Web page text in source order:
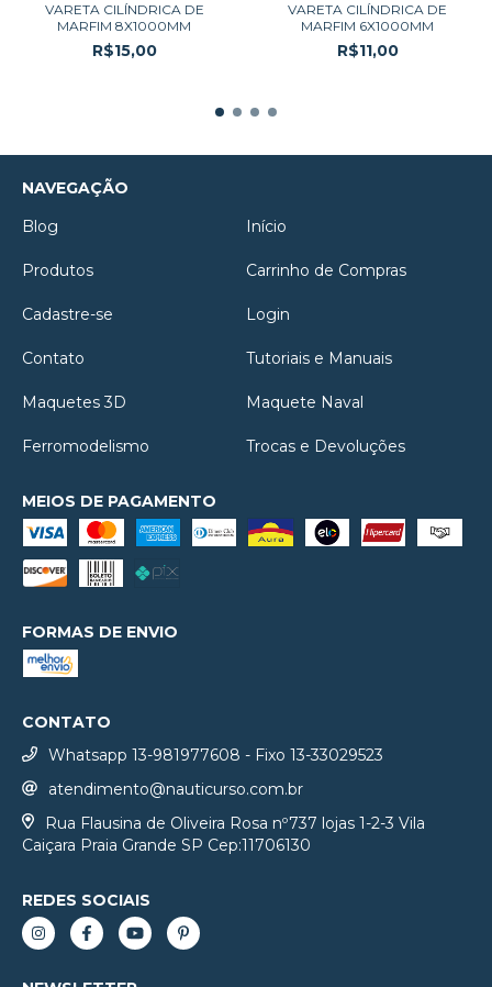
VARETA CILÍNDRICA DE
MARFIM 8X1000MM
R$15,00
VARETA CILÍNDRICA DE
MARFIM 6X1000MM
R$11,00
NAVEGAÇÃO
Blog
Início
Produtos Carrinho de Compras
Cadastre-se Login
Contato Tutoriais e Manuais
Maquetes 3D Maquete Naval
Ferromodelismo Trocas e Devoluções
MEIOS DE PAGAMENTO
FORMAS DE ENVIO
CONTATO
Whatsapp 13-981977608 - Fixo 13-33029523
atendimento@nauticurso.com.br
Rua Flausina de Oliveira Rosa nº737 lojas 1-2-3 Vila
Caiçara Praia Grande SP Cep:11706130
REDES SOCIAIS